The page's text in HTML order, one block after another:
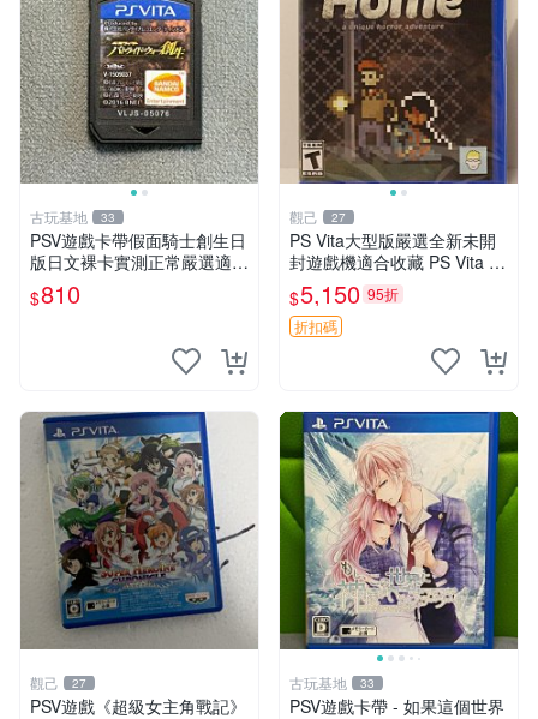
古玩基地 33
PSV遊戲卡帶假面騎士創生日
版日文裸卡實測正常嚴選適合
收藏2張起享優惠 假面騎士
創生 PSV 卡帶
$810
觀己 27
PS Vita大型版嚴選全新未開
封遊戲機適合收藏 PS Vita 新
型號 家用遊戲機 直營店優選
$5,150 95折
折扣碼
觀己 27
PSV遊戲《超級女主角戰記》
古玩基地 33
PSV遊戲卡帶 - 如果這個世界